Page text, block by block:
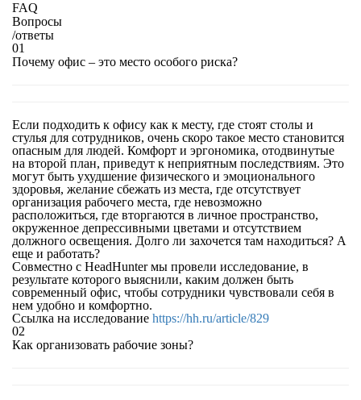
FAQ
Вопросы
/ответы
01
Почему офис – это место особого риска?
Если подходить к офису как к месту, где стоят столы и
стулья для сотрудников, очень скоро такое место становится
опасным для людей. Комфорт и эргономика, отодвинутые
на второй план, приведут к неприятным последствиям. Это
могут быть ухудшение физического и эмоционального
здоровья, желание сбежать из места, где отсутствует
организация рабочего места, где невозможно
расположиться, где вторгаются в личное пространство,
окруженное депрессивными цветами и отсутствием
должного освещения. Долго ли захочется там находиться? А
еще и работать?
Совместно с HeadHunter мы провели исследование, в
результате которого выяснили, каким должен быть
современный офис, чтобы сотрудники чувствовали себя в
нем удобно и комфортно.
Ссылка на исследование https://hh.ru/article/829
02
Как организовать рабочие зоны?